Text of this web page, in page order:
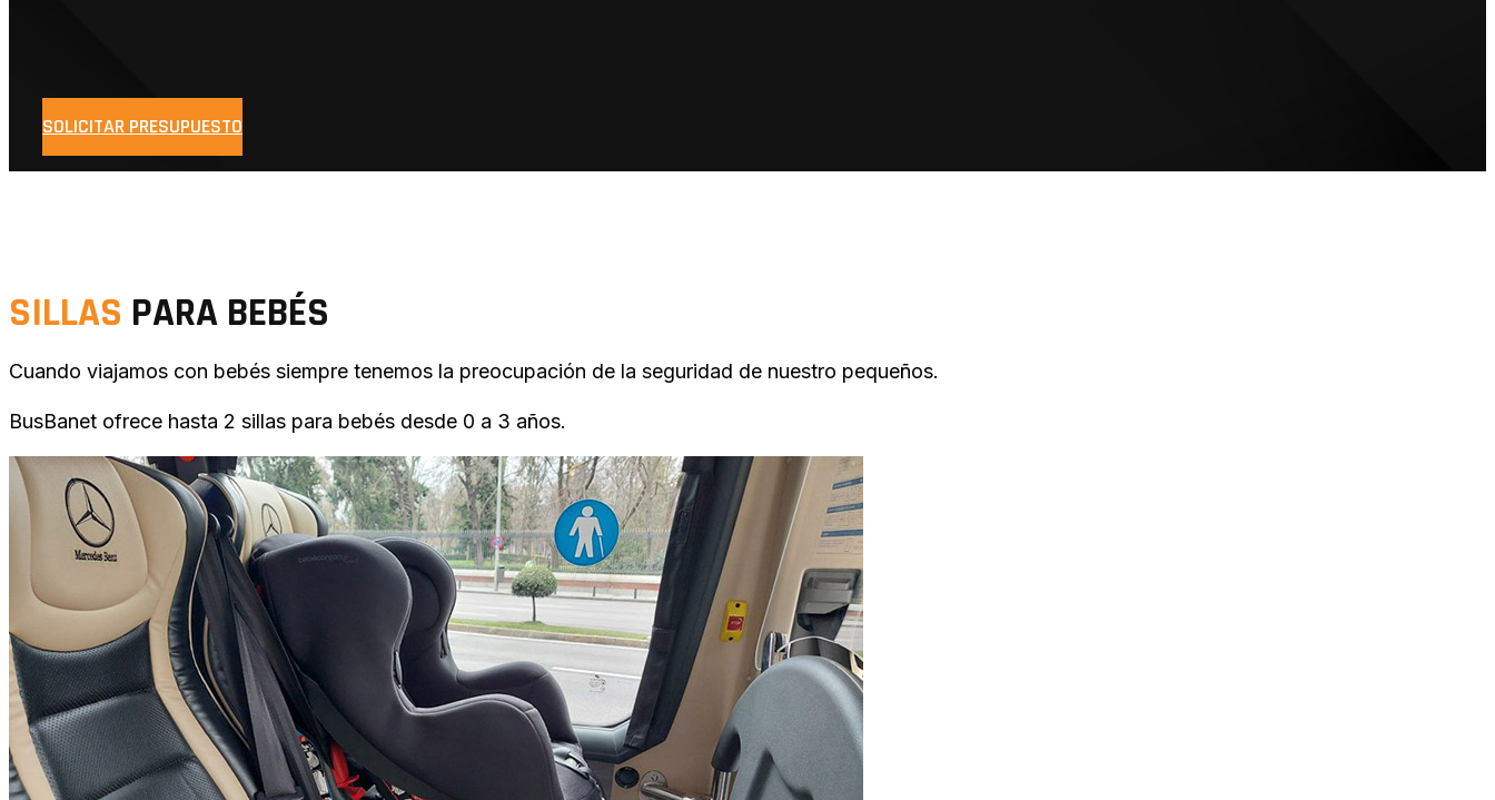
SOLICITAR PRESUPUESTO
SILLAS PARA BEBÉS
Cuando viajamos con bebés siempre tenemos la preocupación de la seguridad de nuestro pequeños.
BusBanet ofrece hasta 2 sillas para bebés desde 0 a 3 años.